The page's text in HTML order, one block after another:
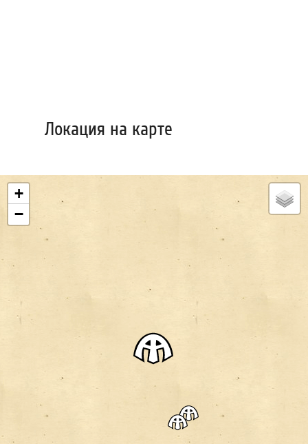
Локация на карте
+
−